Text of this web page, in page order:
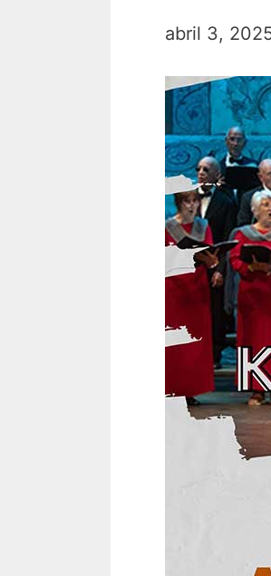
abril 3,